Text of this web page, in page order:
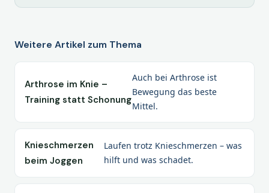
Weitere Artikel zum Thema
Arthrose im Knie –
Training statt Schonung
Auch bei Arthrose ist
Bewegung das beste
Mittel.
Knieschmerzen
beim Joggen
Laufen trotz Knieschmerzen – was
hilft und was schadet.